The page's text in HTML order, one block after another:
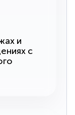
и
с